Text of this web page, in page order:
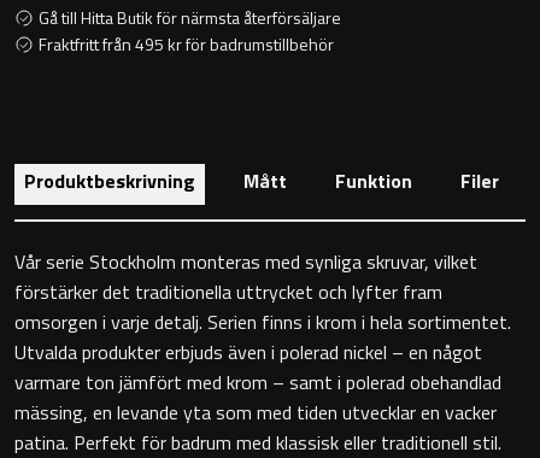
Vägghängd toalettstol
Krokar
Handduksringar
Handduksstänger
Gå till Hitta Butik för närmsta återförsäljare
Fraktfritt från 495 kr för badrumstillbehör
Produktbeskrivning Mått Funktion Filer
Vår serie Stockholm monteras med synliga skruvar, vilket
förstärker det traditionella uttrycket och lyfter fram
omsorgen i varje detalj. Serien finns i krom i hela sortimentet.
Utvalda produkter erbjuds även i polerad nickel – en något
varmare ton jämfört med krom – samt i polerad obehandlad
mässing, en levande yta som med tiden utvecklar en vacker
patina. Perfekt för badrum med klassisk eller traditionell stil.